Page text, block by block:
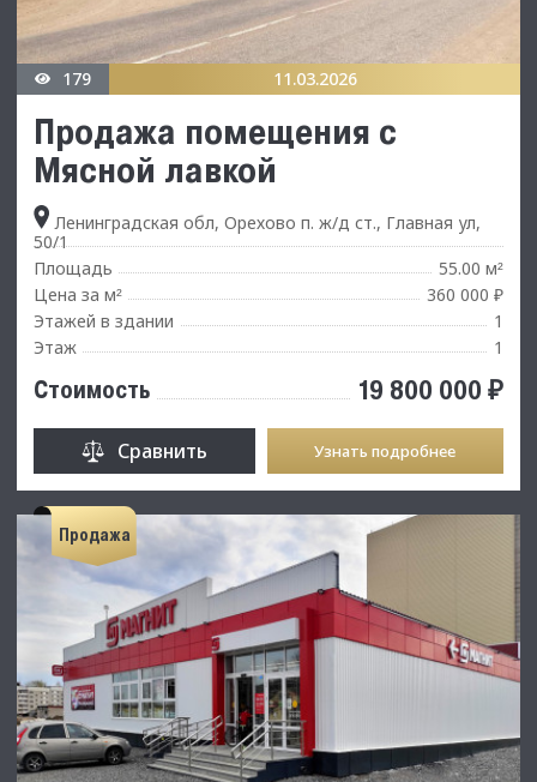
179 11.03.2026
Продажа помещения с
Мясной лавкой
Ленинградская обл, Орехово п. ж/д ст., Главная ул,
50/1
Площадь
55.00 м²
Цена за м²
360 000 ₽
Этажей в здании
1
Этаж
1
Стоимость 19 800 000 ₽
Сравнить Узнать подробнее
Продажа